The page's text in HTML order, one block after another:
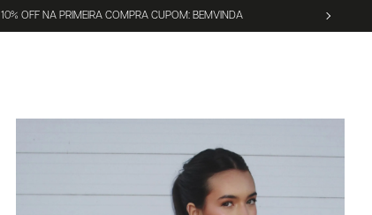
10% OFF NA PRIMEIRA COMPRA CUPOM: BEMVINDA